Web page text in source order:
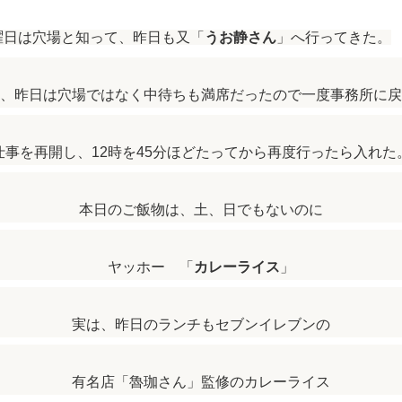
日は穴場と知って、昨日も又「 うお静さん 」へ行ってきた。
昨日は穴場ではなく中待ちも満席だったので一度事務所に
事を再開し、12時を45分ほどたってから再度行ったら入れた
本日のご飯物は、土、日でもないのに
ヤッホー 「 カレーライス 」
実は、昨日のランチもセブンイレブンの
有名店「魯珈さん」監修のカレーライス